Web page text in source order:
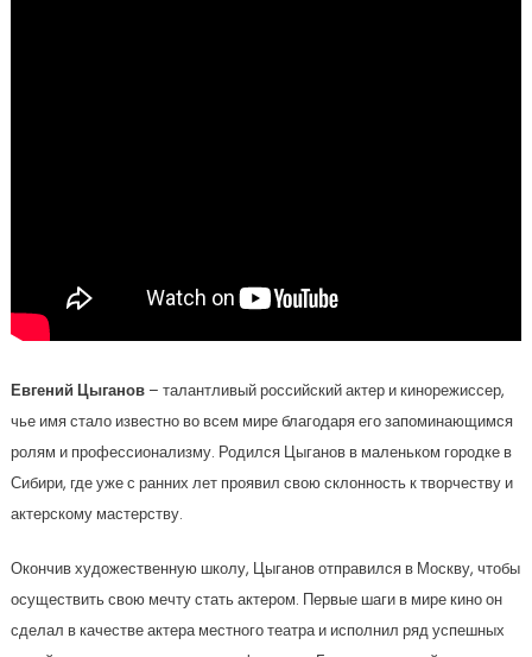
Евгений Цыганов– талантливый российский актер и кинорежиссер,
чье имя стало известно во всем мире благодаря его запоминающимся
ролям и профессионализму. Родился Цыганов в маленьком городке в
Сибири, где уже с ранних лет проявил свою склонность к творчеству и
актерскому мастерству.
Окончив художественную школу, Цыганов отправился в Москву, чтобы
осуществить свою мечту стать актером. Первые шаги в мире кино он
сделал в качестве актера местного театра и исполнил ряд успешных